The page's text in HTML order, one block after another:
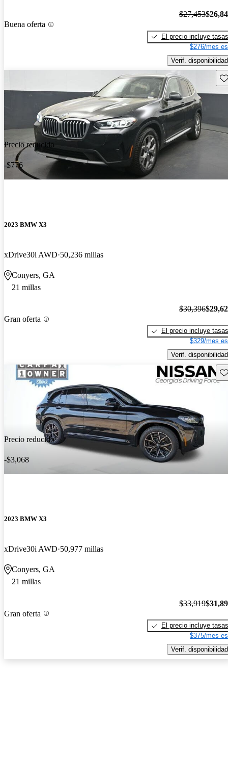
Buena oferta
$27,453
El precio incluye tasas
$276/mes
Verif. disponibilidad
Precio reducido
-$776
2023 BMW X3
xDrive30i AWD 50,236 millas
Conyers, GA
21 millas
Gran oferta
$30,396
El precio incluye tasas
$329/mes
Verif. disponibilidad
Precio reducido
-$3,068
2023 BMW X3
xDrive30i AWD 50,977 millas
Conyers, GA
21 millas
Gran oferta
$33,919
El precio incluye tasas
$375/mes
Verif. disponibilidad